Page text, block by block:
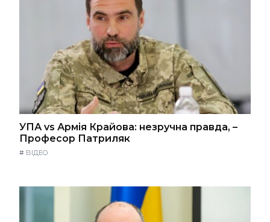
УПА vs Армія Крайова: незручна правда, –
Професор Патриляк
# ВІДЕО